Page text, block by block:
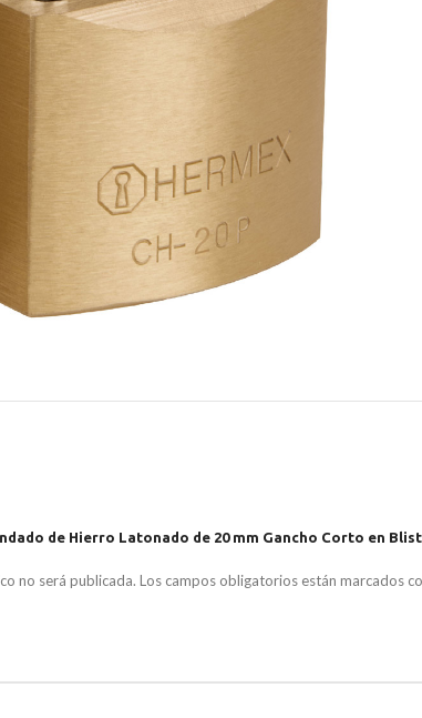
de Hierro Latonado de 20 mm Gancho Corto en
no será publicada. Los campos obligatorios están marcados